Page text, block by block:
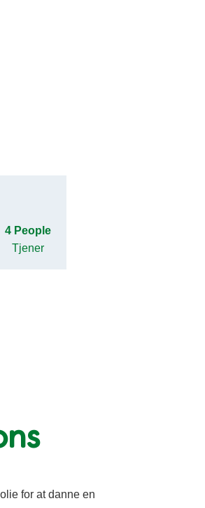
4 People
Tjener
for at danne en